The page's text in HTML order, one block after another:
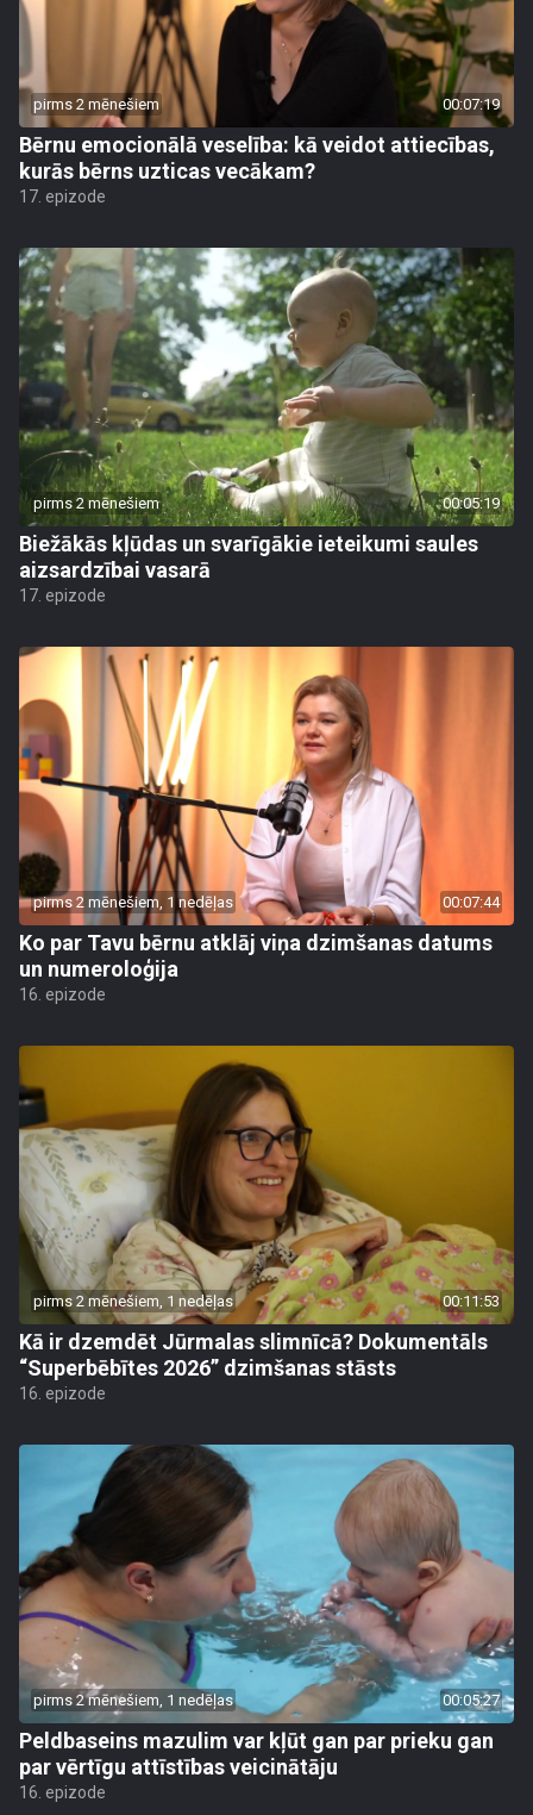
pirms 2 mēnešiem 00:07:19
Bērnu emocionālā veselība: kā veidot attiecības,
kurās bērns uzticas vecākam?
17. epizode
pirms 2 mēnešiem 00:05:19
Biežākās kļūdas un svarīgākie ieteikumi saules
aizsardzībai vasarā
17. epizode
pirms 2 mēnešiem, 1 nedēļas 00:07:44
Ko par Tavu bērnu atklāj viņa dzimšanas datums
un numeroloģija
16. epizode
pirms 2 mēnešiem, 1 nedēļas 00:11:53
Kā ir dzemdēt Jūrmalas slimnīcā? Dokumentāls
“Superbēbītes 2026” dzimšanas stāsts
16. epizode
pirms 2 mēnešiem, 1 nedēļas 00:05:27
Peldbaseins mazulim var kļūt gan par prieku gan
par vērtīgu attīstības veicinātāju
16. epizode